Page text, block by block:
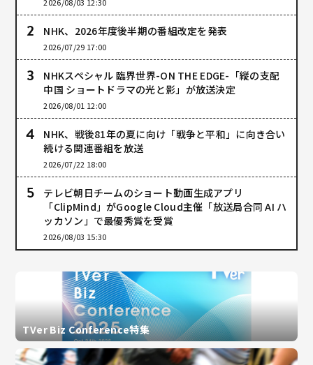
NHK、2026年度後半期の番組改定を発表
2026/07/29 17:00
NHKスペシャル 臨界世界-ON THE EDGE-「縦の支配
中国 ショートドラマの光と影」が放送決定
2026/08/01 12:00
NHK、戦後81年の夏に向け「戦争と平和」に向き合い
続ける関連番組を放送
2026/07/22 18:00
テレビ朝日チームのショート動画生成アプリ
「ClipMind」がGoogle Cloud主催「放送局合同 AI ハ
ッカソン」で最優秀賞を受賞
2026/08/03 15:30
TVer Biz Conference特集